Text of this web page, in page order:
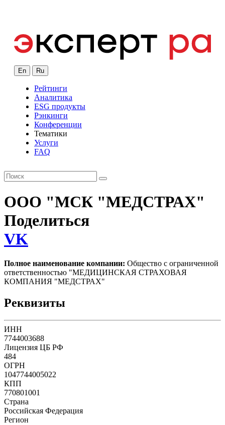
En Ru
Рейтинги
Аналитика
ESG продукты
Рэнкинги
Конференции
Тематики
Услуги
FAQ
ООО "МСК "МЕДСТРАХ"
Поделиться
VK
Полное наименование компании: Общество с ограниченной
ответственностью "МЕДИЦИНСКАЯ СТРАХОВАЯ
КОМПАНИЯ "МЕДСТРАХ"
Реквизиты
ИНН
7744003688
Лицензия ЦБ РФ
484
ОГРН
1047744005022
КПП
770801001
Страна
Российская Федерация
Регион